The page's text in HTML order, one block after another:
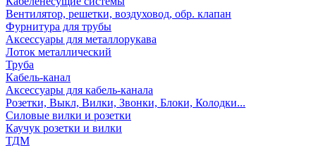
Вентилятор, решетки, воздуховод, обр. клапан
Фурнитура для трубы
Аксессуары для металлорукава
Лоток металлический
Труба
Кабель-канал
Аксессуары для кабель-канала
Розетки, Выкл, Вилки, Звонки, Блоки, Колодки...
Силовые вилки и розетки
Каучук розетки и вилки
ТДМ